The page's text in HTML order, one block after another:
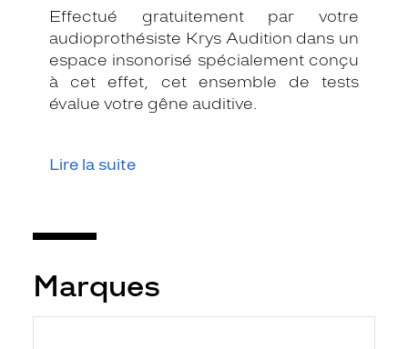
Effectué gratuitement par votre
audioprothésiste Krys Audition dans un
espace insonorisé spécialement conçu
à cet effet, cet ensemble de tests
évalue votre gêne auditive.
Lire la suite
Marques